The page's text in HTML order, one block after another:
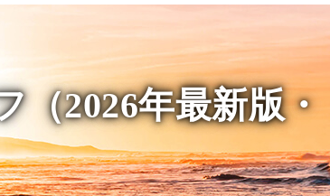
（2026年最新版・